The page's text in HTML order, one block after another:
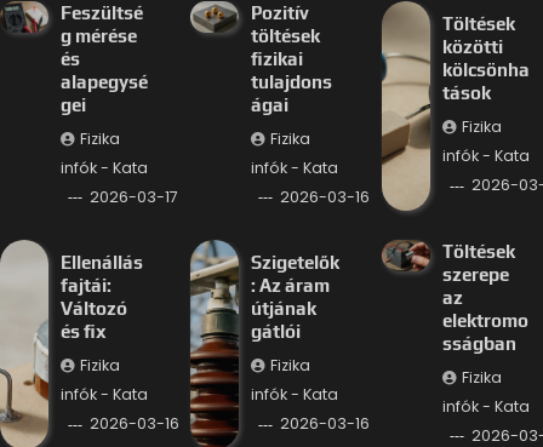
Feszültsé
g mérése
és
alapegysé
gei
Fizika
infók - Kata
2026-03-17
Pozitív
töltések
fizikai
tulajdons
ágai
Fizika
infók - Kata
2026-03-16
Töltések
közötti
kölcsönha
tások
Fizika
infók - Kata
2026-
Ellenállás
fajtái:
Változó
és fix
Fizika
infók - Kata
2026-03-16
Szigetelők
: Az áram
útjának
gátlói
Fizika
infók - Kata
2026-03-16
Töltések
szerepe
az
elektromo
sságban
Fizika
infók - Kata
2026-